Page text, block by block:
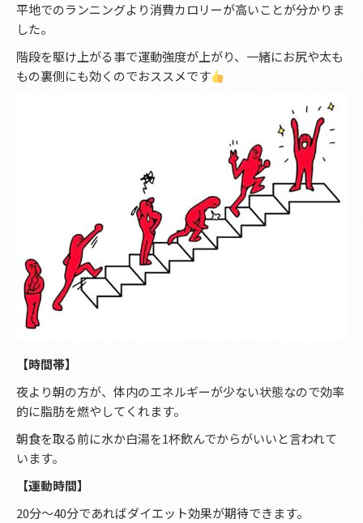
平地でのランニングより消費カロリーが高いことが分かりま
した。
階段を駆け上がる事で運動強度が上がり、一緒にお尻や太も
もの裏側にも効くのでおススメです
【時間帯】
夜より朝の方が、体内のエネルギーが少ない状態なので効率
的に脂肪を燃やしてくれます。
朝食を取る前に水か白湯を1杯飲んでからがいいと言われて
います。
【運動時間】
20分～40分であればダイエット効果が期待できます。